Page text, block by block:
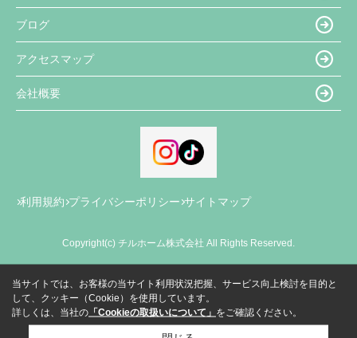
ブログ
アクセスマップ
会社概要
利用規約 プライバシーポリシー サイトマップ
Copyright(c) チルホーム株式会社 All Rights Reserved.
当サイトでは、お客様の当サイト利用状況把握、サービス向上検討を目的と
して、クッキー（Cookie）を使用しています。
詳しくは、当社の 「Cookieの取扱いについて」 をご確認ください。